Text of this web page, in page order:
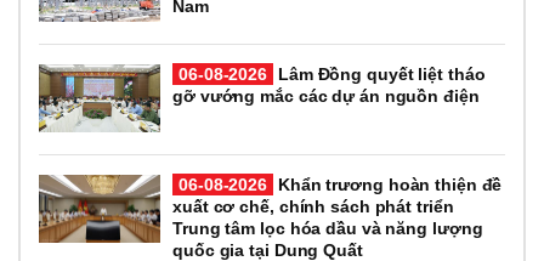
Nam
06-08-2026
Lâm Đồng quyết liệt tháo
gỡ vướng mắc các dự án nguồn điện
06-08-2026
Khẩn trương hoàn thiện đề
xuất cơ chế, chính sách phát triển
Trung tâm lọc hóa dầu và năng lượng
quốc gia tại Dung Quất